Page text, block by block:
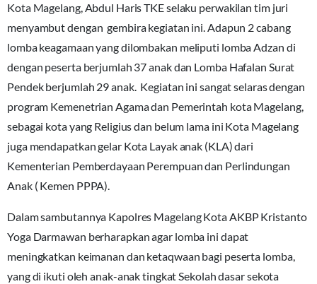
Kota Magelang, Abdul Haris TKE selaku perwakilan tim juri
menyambut dengan gembira kegiatan ini. Adapun 2 cabang
lomba keagamaan yang dilombakan meliputi lomba Adzan di
dengan peserta berjumlah 37 anak dan Lomba Hafalan Surat
Pendek berjumlah 29 anak. Kegiatan ini sangat selaras dengan
program Kemenetrian Agama dan Pemerintah kota Magelang,
sebagai kota yang Religius dan belum lama ini Kota Magelang
juga mendapatkan gelar Kota Layak anak (KLA) dari
Kementerian Pemberdayaan Perempuan dan Perlindungan
Anak ( Kemen PPPA).
Dalam sambutannya Kapolres Magelang Kota AKBP Kristanto
Yoga Darmawan berharapkan agar lomba ini dapat
meningkatkan keimanan dan ketaqwaan bagi peserta lomba,
yang di ikuti oleh anak-anak tingkat Sekolah dasar sekota